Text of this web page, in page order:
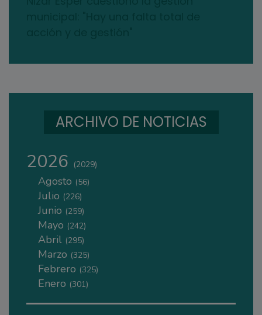
ARCHIVO DE NOTICIAS
2026 (2029)
Agosto (56)
Julio (226)
Junio (259)
Mayo (242)
Abril (295)
Marzo (325)
Febrero (325)
Enero (301)